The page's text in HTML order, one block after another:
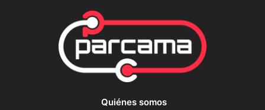
Quiénes somos